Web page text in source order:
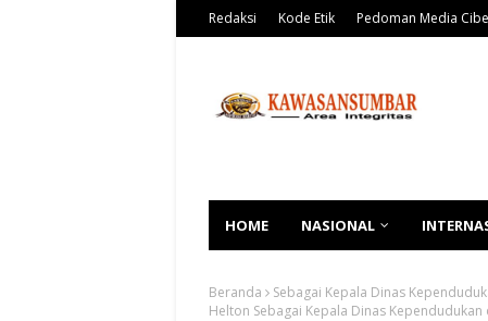
Redaksi Kode Etik Pedoman Media
HOME NASIONAL
Beranda Sebagai Kepala Dinas
Helton Sebagai Kepala Dinas